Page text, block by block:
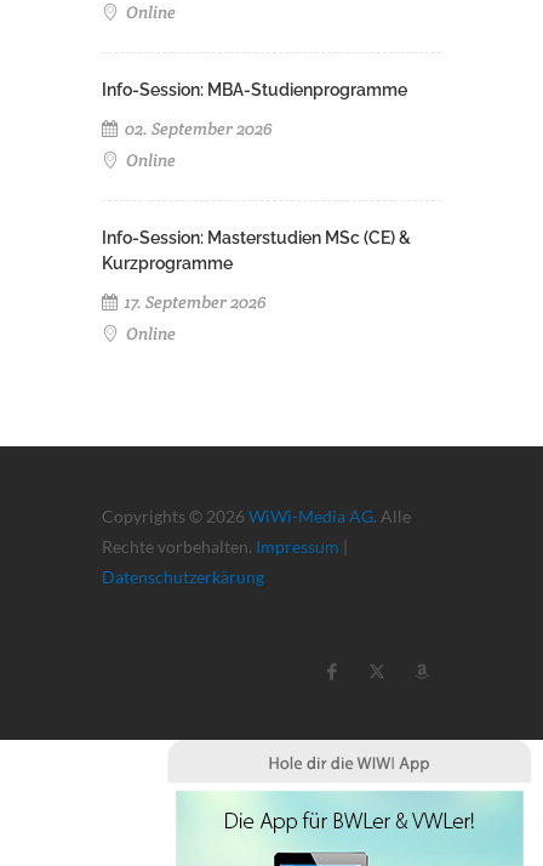
Online
Info-Session: MBA-Studienprogramme
02. September 2026
Online
Info-Session: Masterstudien­ MSc (CE) &
Kurzprogramme
17. September 2026
Online
Copyrights © 2026 WiWi-Media AG. Alle
Rechte vorbehalten. Impressum
Datenschutzerkärung